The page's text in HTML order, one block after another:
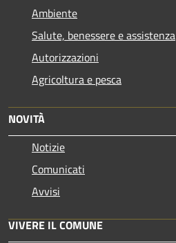
Ambiente
Salute, benessere e assistenza
Autorizzazioni
Agricoltura e pesca
NOVITÀ
Notizie
Comunicati
Avvisi
VIVERE IL COMUNE